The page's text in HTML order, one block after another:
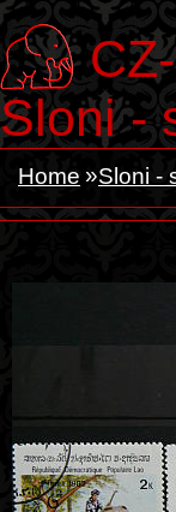
Sloni -
Home Sloni -